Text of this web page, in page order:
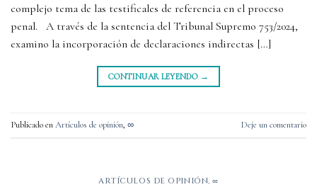
complejo tema de las testificales de referencia en el proceso
penal. A través de la sentencia del Tribunal Supremo 753/2024,
examino la incorporación de declaraciones indirectas […]
CONTINUAR LEYENDO →
Publicado enArtículos de opinión, ∞ Deje un comentario
ARTÍCULOS DE OPINIÓN,∞